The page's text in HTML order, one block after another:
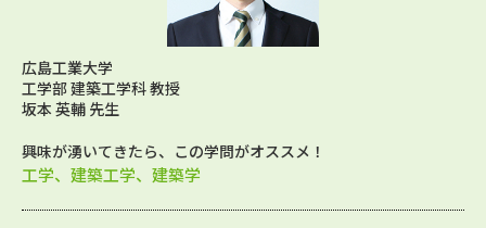
広島工業大学
工学部 建築工学科 教授
坂本 英輔 先生
興味が湧いてきたら、この学問がオススメ！
工学、建築工学、建築学